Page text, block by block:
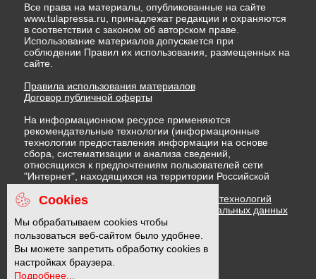
Все права на материалы, опубликованные на сайте
www.tulapressa.ru, принадлежат редакции и охраняются
в соответствии с законом об авторском праве.
Использование материалов допускается при
соблюдении Правил их использования, размещенных на
сайте.
Правила использования материалов
Договор публичной оферты
На информационном ресурсе применяются
рекомендательные технологии (информационные
технологии предоставления информации на основе
сбора, систематизации и анализа сведений,
относящихся к предпочтениям пользователей сети
"Интернет", находящихся на территории Российской
Федерации)
Правила применения рекомендательных технологий
Политика в отношении обработки персональных данных
Политика обработки файлов cookie
16 +
Cookies
Мы обрабатываем cookies чтобы
пользоваться веб-сайтом было удобнее.
Вы можете запретить обработку cookies в
настройках браузера.
Подробнее...